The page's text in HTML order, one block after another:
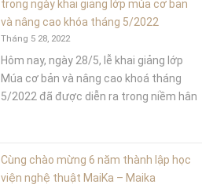
trong ngày khai giảng lớp múa cơ bản
và nâng cao khóa tháng 5/2022
Tháng 5 28, 2022
Hôm nay, ngày 28/5, lễ khai giảng lớp
Múa cơ bản và nâng cao khoá tháng
5/2022 đã được diễn ra trong niềm hân
Cùng chào mừng 6 năm thành lập học
viện nghệ thuật MaiKa – Maika